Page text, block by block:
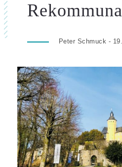
Peter Schmuck -